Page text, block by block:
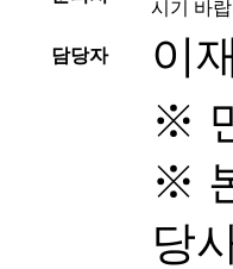
시기 바
담당자 이
※
※
당